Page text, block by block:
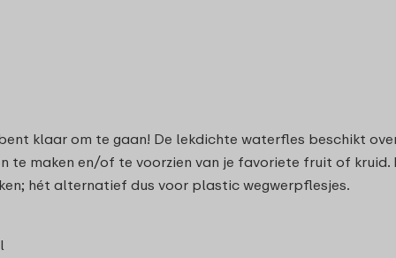
klaar om te gaan! De lekdichte waterfles beschikt
te maken en/of te voorzien van je favoriete fruit of kruid.
hét alternatief dus voor plastic wegwerpflesjes.